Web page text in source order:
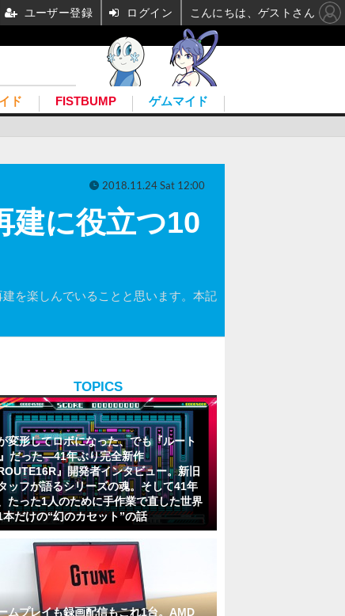
ド FISTBUMP ゲムマイド
建に役立つ10
を楽しんでいることと思います。本記
2018.11.24 Sat 12:00
TOPICS
変形してロボになった、でも『ルート
だった―41年ぶり完全新作
ROUTE16R』開発者インタビュー。新旧
ッフが語るシリーズの魂。そして41年
たった1人のために手作業で直した世界
本だけの“幻のカセット”の話
ムプレイも録画配信もこれ1台。AMD
ユーザー登録 ログイン こんにちは、ゲストさん